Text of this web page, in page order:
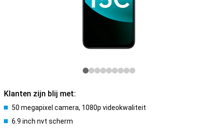
Klanten zijn blij met:
50 megapixel camera, 1080p videokwaliteit
6.9 inch nvt scherm